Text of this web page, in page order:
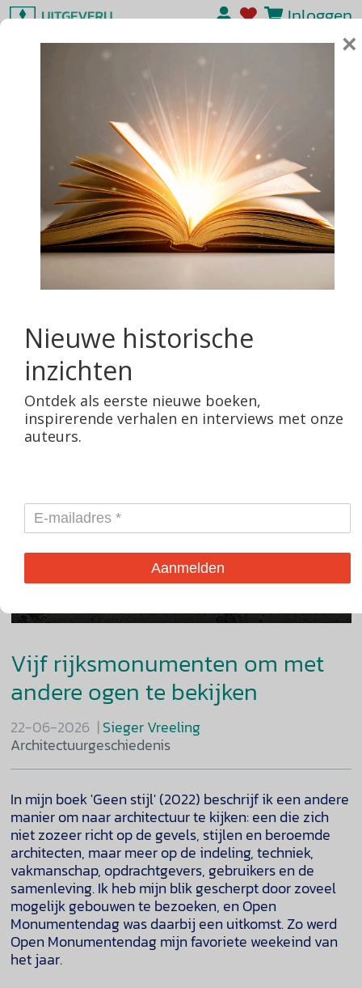
Inloggen
Vijf rijksmonumenten om met
andere ogen te bekijken
22-06-2026
Sieger Vreeling
Architectuurgeschiedenis
In mijn boek 'Geen stijl' (2022) beschrijf ik een andere
manier om naar architectuur te kijken: een die zich
niet zozeer richt op de gevels, stijlen en beroemde
architecten, maar meer op de indeling, techniek,
vakmanschap, opdrachtgevers, gebruikers en de
samenleving. Ik heb mijn blik gescherpt door zoveel
mogelijk gebouwen te bezoeken, en Open
Monumentendag was daarbij een uitkomst. Zo werd
Open Monumentendag mijn favoriete weekeind van
het jaar.
×
Nieuwe historische
inzichten
Ontdek als eerste nieuwe boeken,
inspirerende verhalen en interviews met onze
auteurs.
Aanmelden